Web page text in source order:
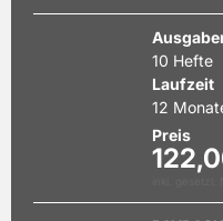
Problem: Sie haben auch
Halbjahresabo zu
Abo erhalten Sie
stilvoll eingerichteten
Welt. Berichte über
berühmten Designern
regelmäßige Themen der
ausgezeichneten
10 Hefte
Laufzeit
12
Preis